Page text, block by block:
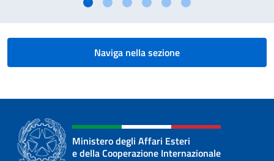
Naviga nella sezione
Ministero degli Affari Esteri
e della Cooperazione Internazionale